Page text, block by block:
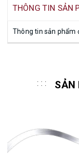
THÔNG TIN SẢN
Thông tin sản phẩm
SẢN